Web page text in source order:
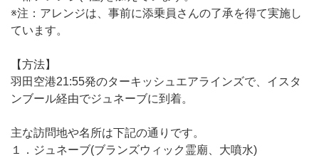
※注：アレンジは、事前に添乗員さんの了承を得て実施し
ています。
【方法】
羽田空港21:55発のターキッシュエアラインズで、イスタ
ンブール経由でジュネーブに到着。
主な訪問地や名所は下記の通りです。
１．ジュネーブ(ブランズウィック霊廟、大噴水)